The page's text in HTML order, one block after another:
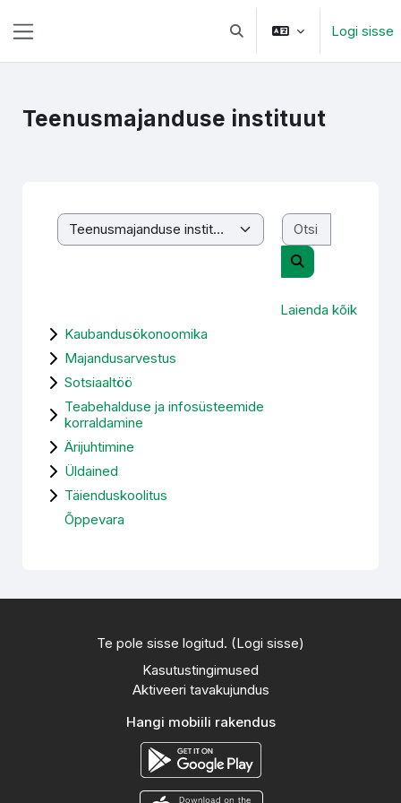
Lülitab otsingu sisendiLogi sisse
Teenusmajanduse instituut
Kursuste kategooriad
Otsi kursusi
Laienda kõik
Kaubandusökonoomika
Majandusarvestus
Sotsiaaltöö
Teabehalduse ja infosüsteemide
korraldamine
Ärijuhtimine
Üldained
Täienduskoolitus
Õppevara
Te pole sisse logitud. (Logi sisse)
Kasutustingimused
Aktiveeri tavakujundus
Hangi mobiili rakendus